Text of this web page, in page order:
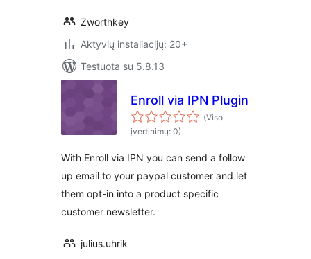
Zworthkey
Aktyvių instaliacijų: 20+
Testuota su 5.8.13
Enroll via IPN Plugin
(Viso
įvertinimų: 0)
With Enroll via IPN you can send a follow
up email to your paypal customer and let
them opt-in into a product specific
customer newsletter.
julius.uhrik